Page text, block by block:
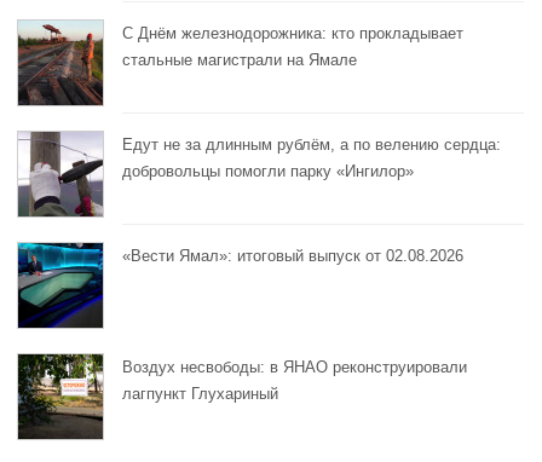
С Днём железнодорожника: кто прокладывает
стальные магистрали на Ямале
Едут не за длинным рублём, а по велению сердца:
добровольцы помогли парку «Ингилор»
«Вести Ямал»: итоговый выпуск от 02.08.2026
Воздух несвободы: в ЯНАО реконструировали
лагпункт Глухариный